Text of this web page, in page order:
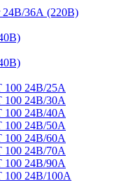
24В/36А (220B)
100 24B/25A
100 24B/30A
100 24B/40A
100 24B/50A
100 24B/60A
100 24B/70A
100 24B/90A
100 24B/100A